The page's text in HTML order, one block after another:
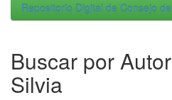
Repositorio Digital de Consejo
Buscar por
Silvia